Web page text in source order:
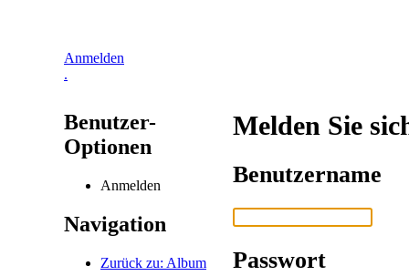
Anmelden
.
Benutzer-
Optionen
Anmelden
Navigation
Zurück zu: Album
Melden Sie
Benutzername
Passwort